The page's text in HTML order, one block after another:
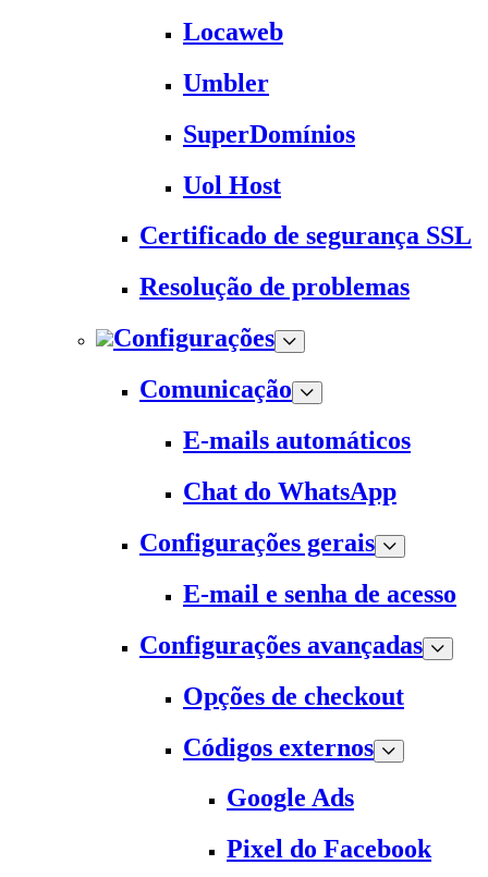
Locaweb
Umbler
SuperDomínios
Uol Host
Certificado de segurança SSL
Resolução de problemas
Configurações
Comunicação
E-mails automáticos
Chat do WhatsApp
Configurações gerais
E-mail e senha de acesso
Configurações avançadas
Opções de checkout
Códigos externos
Google Ads
Pixel do Facebook